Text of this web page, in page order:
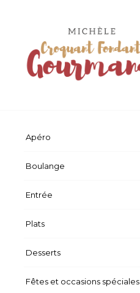
Apéro
Boulange
Entrée
Plats
Desserts
Fêtes et occasions spéciales